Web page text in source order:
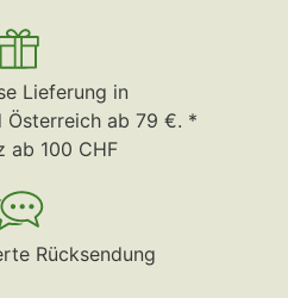
Lieferung in
Österreich ab 79 €. *
ab 100 CHF
Rücksendung